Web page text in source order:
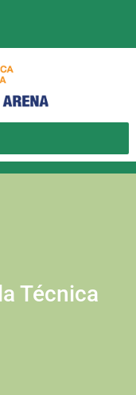
Técnica